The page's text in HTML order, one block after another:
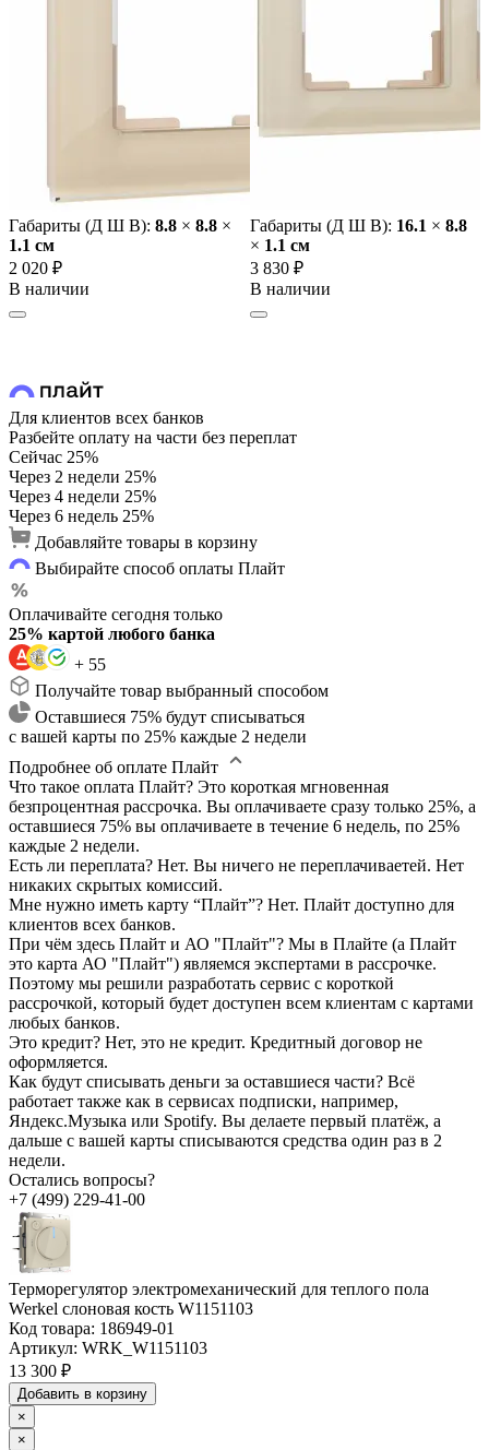
Габариты (Д Ш В): 8.8 × 8.8 ×
1.1 cм
2 020 ₽
В наличии
Габариты (Д Ш В): 16.1 × 8.8
× 1.1 cм
3 830 ₽
В наличии
Для клиентов всех банков
Разбейте оплату на части без переплат
Сейчас 25%
Через 2 недели 25%
Через 4 недели 25%
Через 6 недель 25%
Добавляйте товары в корзину
Выбирайте способ оплаты Плайт
Оплачивайте сегодня только
25% картой любого банка
+ 55
Получайте товар выбранный способом
Оставшиеся 75% будут списываться
с вашей карты по 25% каждые 2 недели
Подробнее об оплате Плайт
Что такое оплата Плайт? Это короткая мгновенная
безпроцентная рассрочка. Вы оплачиваете сразу только 25%, а
оставшиеся 75% вы оплачиваете в течение 6 недель, по 25%
каждые 2 недели.
Есть ли переплата? Нет. Вы ничего не переплачиваетей. Нет
никаких скрытых комиссий.
Мне нужно иметь карту “Плайт”? Нет. Плайт доступно для
клиентов всех банков.
При чём здесь Плайт и АО "Плайт"? Мы в Плайте (а Плайт
это карта АО "Плайт") являемся экспертами в рассрочке.
Поэтому мы решили разработать сервис с короткой
рассрочкой, который будет доступен всем клиентам с картами
любых банков.
Это кредит? Нет, это не кредит. Кредитный договор не
оформляется.
Как будут списывать деньги за оставшиеся части? Всё
работает также как в сервисах подписки, например,
Яндекс.Музыка или Spotify. Вы делаете первый платёж, а
дальше с вашей карты списываются средства один раз в 2
недели.
Остались вопросы?
+7 (499) 229-41-00
Терморегулятор электромеханический для теплого пола
Werkel слоновая кость W1151103
Код товара: 186949-01
Артикул: WRK_W1151103
13 300 ₽
Добавить в корзину
×
×